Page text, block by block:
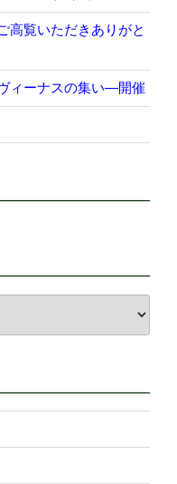
覧いただきありがと
ィーナスの集い―開催